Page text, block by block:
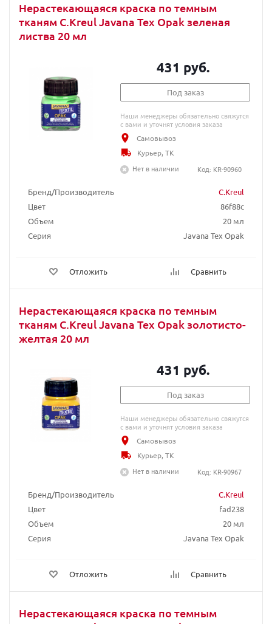
Нерастекающаяся краска по темным
тканям C.Kreul Javana Tex Opak зеленая
листва 20 мл
Бренд/Производитель
C.Kreul
Цвет
86f88c
Объем
20 мл
Серия
Javana Tex Opak
Отложить Сравнить
431 руб.
Под заказ
Наши менеджеры обязательно свяжутся
с вами и уточнят условия заказа
Самовывоз
Курьер, ТК
Нет в наличии
Код: KR-90960
Нерастекающаяся краска по темным
тканям C.Kreul Javana Tex Opak золотисто-
желтая 20 мл
Бренд/Производитель
C.Kreul
Цвет
fad238
Объем
20 мл
Серия
Javana Tex Opak
Отложить Сравнить
431 руб.
Под заказ
Наши менеджеры обязательно свяжутся
с вами и уточнят условия заказа
Самовывоз
Курьер, ТК
Нет в наличии
Код: KR-90967
Нерастекающаяся краска по темным